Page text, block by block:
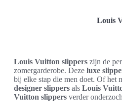
Louis
Louis Vuitton slippers zijn de
zomergarderobe. Deze luxe
bij elke stap die men doet. Of het
designer slippers als Louis
Vuitton slippers verder